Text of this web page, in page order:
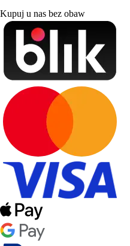
Kupuj u nas bez obaw